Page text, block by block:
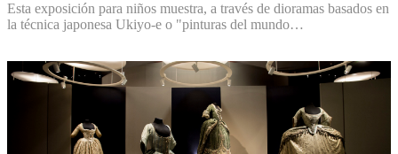
Esta exposición para niños muestra, a través de dioramas basados en
la técnica japonesa Ukiyo-e o "pinturas del mundo…